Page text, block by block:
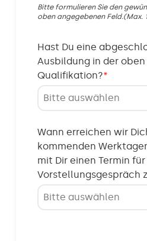
Bitte formulieren Sie den
oben angegebenen Feld.(Max.
Hast Du eine
Ausbildung in der
Qualifikation?*
Wann erreichen wir
kommenden
mit Dir einen Termin für
Vorstellungsgespräch